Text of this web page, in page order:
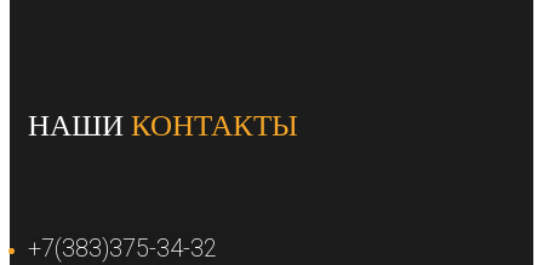
НАШИ КОНТАКТЫ
+7(383)375-34-32